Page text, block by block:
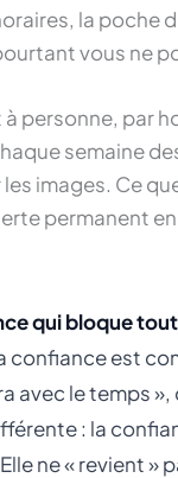
la poche
vous ne
personne, par
semaine
images. Ce
permanent
qui bloque
confiance est
avec le temps
: la
ne « revient »